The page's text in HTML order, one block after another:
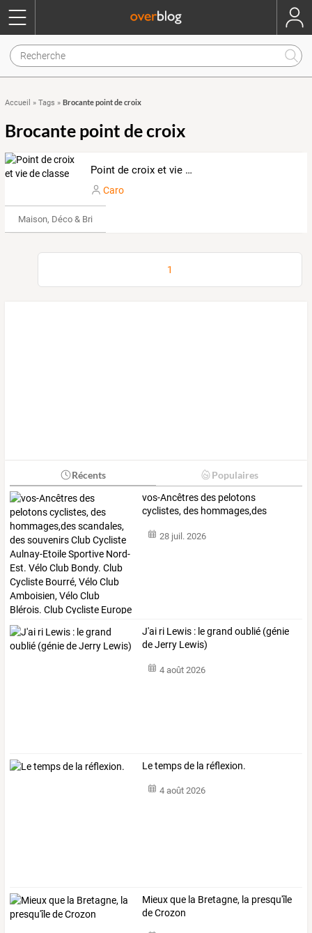
Accueil » Tags » Brocante point de croix
Brocante point de croix
Point de croix et vie de classe
Caro
Maison, Déco & Bricolage
1
Récents Populaires
vos-Ancêtresdes pelotons
cyclistes, des hommages,des
28 juil. 2026
J'ai ri Lewis : le grand oublié (génie
de Jerry Lewis)
4 août 2026
Le temps de la réflexion.
4 août 2026
Mieux que la Bretagne, la presqu'île
de Crozon